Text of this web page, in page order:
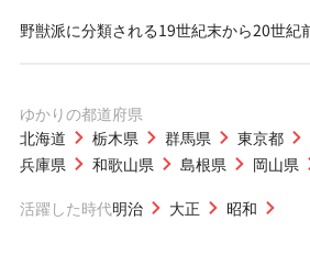
野獣派に分類される19世紀末から20世紀
ゆかりの都道府県
北海道
栃木県 群馬県 東京都
兵庫県
和歌山県 島根県
岡山県
活躍した時代明治 大正 昭和